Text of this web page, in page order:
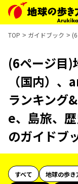
TOP ガイドブック
(6ページ目)
（国内）
ランキング
e、島旅、
のガイドブ
すべて 地球の歩き